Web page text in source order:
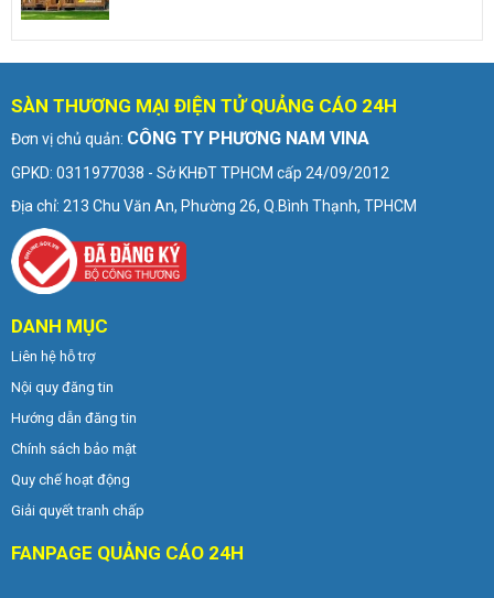
SÀN THƯƠNG MẠI ĐIỆN TỬ QUẢNG CÁO 24H
Đơn vị chủ quản: CÔNG TY PHƯƠNG NAM VINA
GPKD: 0311977038 - Sở KHĐT TPHCM cấp 24/09/2012
Địa chỉ: 213 Chu Văn An, Phường 26, Q.Bình Thạnh, TPHCM
DANH MỤC
Liên hệ hỗ trợ
Nội quy đăng tin
Hướng dẫn đăng tin
Chính sách bảo mật
Quy chế hoạt động
Giải quyết tranh chấp
FANPAGE QUẢNG CÁO 24H